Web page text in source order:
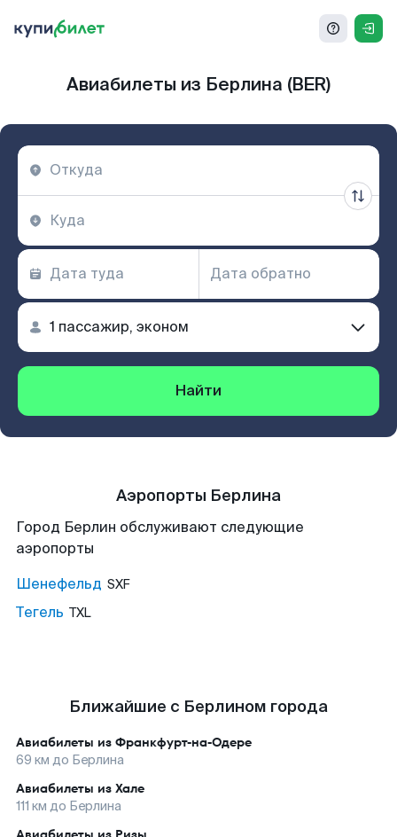
Авиабилеты из Берлина (BER)
Найти
Аэропорты Берлина
Город Берлин обслуживают следующие
аэропорты
Шенефельд SXF
Тегель TXL
Ближайшие с Берлином города
Авиабилеты из Франкфурт-на-Одере
69 км до Берлина
Авиабилеты из Хале
111 км до Берлина